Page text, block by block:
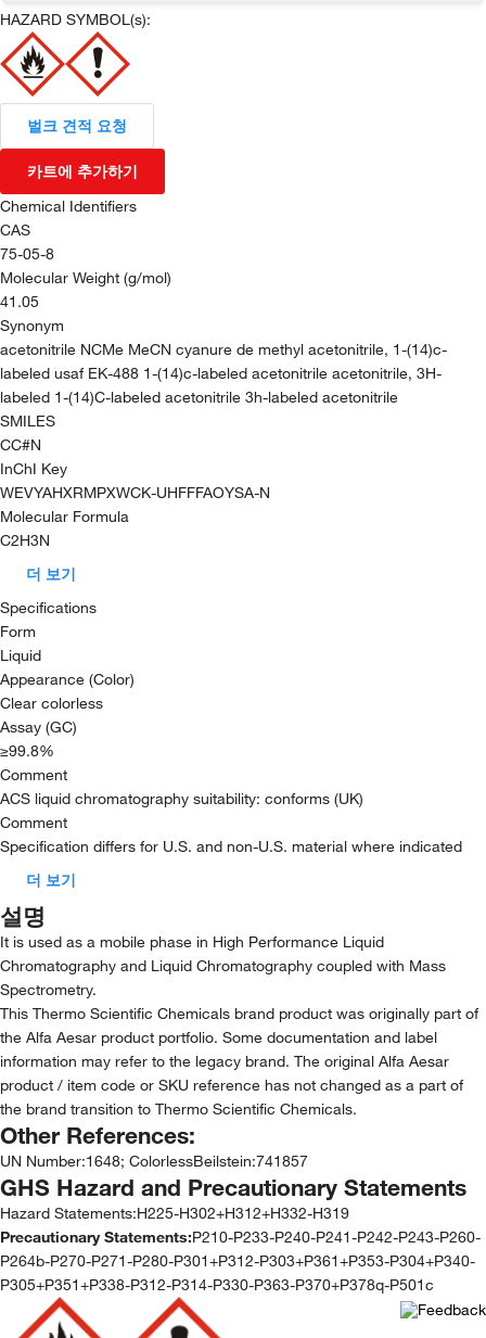
HAZARD SYMBOL(s):
벌크 견적 요청
카트에 추가하기
Chemical Identifiers
CAS
75-05-8
Molecular Weight (g/mol)
41.05
Synonym
acetonitrile NCMe MeCN cyanure de methyl acetonitrile, 1-(14)c-
labeled usaf EK-488 1-(14)c-labeled acetonitrile acetonitrile, 3H-
labeled 1-(14)C-labeled acetonitrile 3h-labeled acetonitrile
SMILES
CC#N
InChI Key
WEVYAHXRMPXWCK-UHFFFAOYSA-N
Molecular Formula
C2H3N
더 보기
Specifications
Form
Liquid
Appearance (Color)
Clear colorless
Assay (GC)
≥99.8%
Comment
ACS liquid chromatography suitability: conforms (UK)
Comment
Specification differs for U.S. and non-U.S. material where indicated
더 보기
설명
It is used as a mobile phase in High Performance Liquid
Chromatography and Liquid Chromatography coupled with Mass
Spectrometry.
This Thermo Scientific Chemicals brand product was originally part of
the Alfa Aesar product portfolio. Some documentation and label
information may refer to the legacy brand. The original Alfa Aesar
product / item code or SKU reference has not changed as a part of
the brand transition to Thermo Scientific Chemicals.
Other References:
UN Number:1648; ColorlessBeilstein:741857
GHS Hazard and Precautionary Statements
Hazard Statements:H225-H302+H312+H332-H319
Precautionary Statements:P210-P233-P240-P241-P242-P243-P260-
P264b-P270-P271-P280-P301+P312-P303+P361+P353-P304+P340-
P305+P351+P338-P312-P314-P330-P363-P370+P378q-P501c